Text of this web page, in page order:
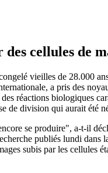
cellules de
vieilles de 28.000
a pris des
réactions
de division qui aurait été
se produire", a-t-il
publiés lundi
subis par les